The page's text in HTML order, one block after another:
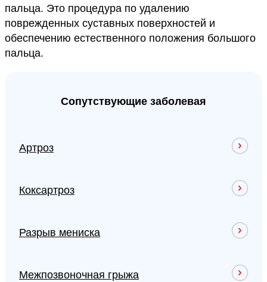
пальца. Это процедура по удалению
поврежденных суставных поверхностей и
обеспечению естественного положения большого
пальца.
Сопутствующие заболевая
Артроз
Коксартроз
Разрыв мениска
Межпозвоночная грыжа